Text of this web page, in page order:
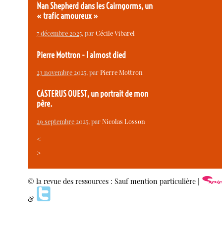
Nan Shepherd dans les Cairngorms, un
« trafic amoureux »
7 décembre 2025, parCécile Vibarel
Pierre Mottron - I almost died
23 novembre 2025, parPierre Mottron
CASTERUS OUEST, un portrait de mon
père.
29 septembre 2025, parNicolas Losson
<
>
© la revue des ressources : Sauf mention particulière |
&